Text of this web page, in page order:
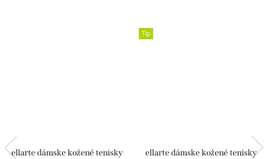
ellarte dámske kožené tenisky
Tip
ellarte dámske kožené tenisky